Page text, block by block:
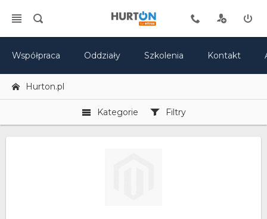
Współpraca Oddziały Szkolenia Kontakt
Hurton.pl
Kategorie Filtry